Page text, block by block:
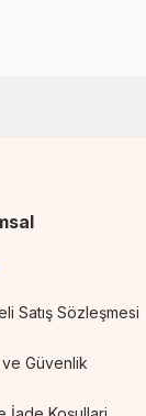
Satış Sözleşmesi
Güvenlik